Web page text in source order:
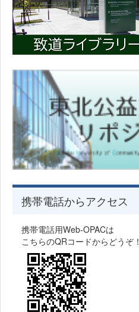
携帯電話からアクセス
携帯電話用Web-OPACは
こちらのQRコードからどうぞ！